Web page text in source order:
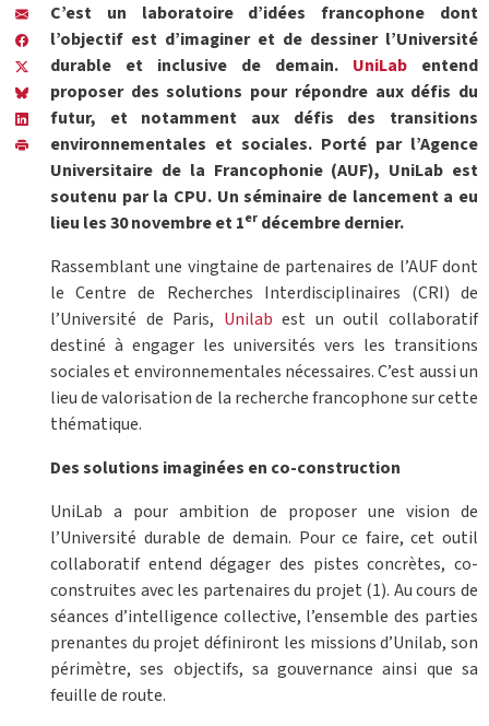
C’est un laboratoire d’idées francophone dont
l’objectif est d’imaginer et de dessiner l’Université
durable et inclusive de demain. UniLab entend
proposer des solutions pour répondre aux défis du
futur, et notamment aux défis des transitions
environnementales et sociales. Porté par l’Agence
Universitaire de la Francophonie (AUF), UniLab est
soutenu par la CPU. Un séminaire de lancement a eu
lieu les 30 novembre et 1er décembre dernier.
Rassemblant une vingtaine de partenaires de l’AUF dont
le Centre de Recherches Interdisciplinaires (CRI) de
l’Université de Paris, Unilab est un outil collaboratif
destiné à engager les universités vers les transitions
sociales et environnementales nécessaires. C’est aussi un
lieu de valorisation de la recherche francophone sur cette
thématique.
Des solutions imaginées en co-construction
UniLab a pour ambition de proposer une vision de
l’Université durable de demain. Pour ce faire, cet outil
collaboratif entend dégager des pistes concrètes, co-
construites avec les partenaires du projet (1). Au cours de
séances d’intelligence collective, l’ensemble des parties
prenantes du projet définiront les missions d’Unilab, son
périmètre, ses objectifs, sa gouvernance ainsi que sa
feuille de route.